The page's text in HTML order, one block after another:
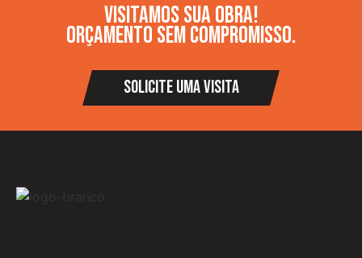
Visitamos sua obra!
orçamento sem compromisso.
Solicite umA VISITA